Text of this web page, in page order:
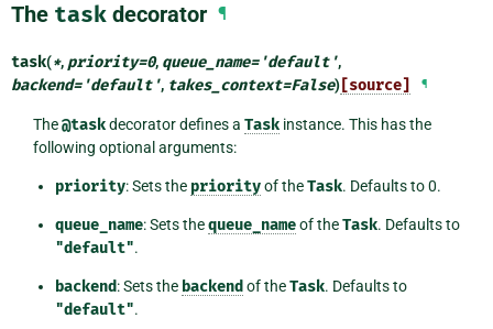
The task decorator ¶
task(*, priority=0, queue_name='default',
backend='default', takes_context=False) [source] ¶
The@taskdecorator defines a Taskinstance. This has the
following optional arguments:
priority: Sets the priorityof theTask. Defaults to 0.
queue_name: Sets thequeue_nameof theTask. Defaults to
"default".
backend: Sets the backend of theTask. Defaults to
"default".